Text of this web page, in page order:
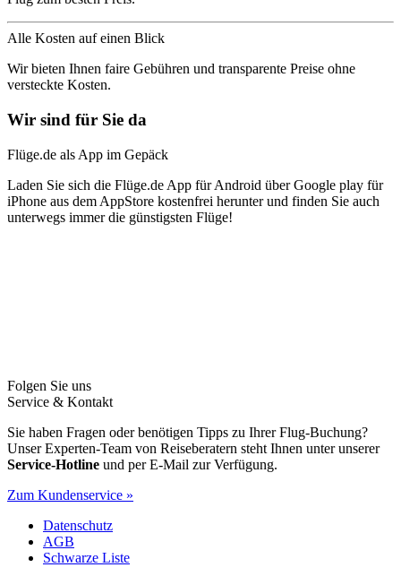
Alle Kosten auf einen Blick
Wir bieten Ihnen faire Gebühren und transparente Preise ohne
versteckte Kosten.
Wir sind für Sie da
Flüge.de als App im Gepäck
Laden Sie sich die Flüge.de App für Android über Google play für
iPhone aus dem AppStore kostenfrei herunter und finden Sie auch
unterwegs immer die günstigsten Flüge!
Folgen Sie uns
Service & Kontakt
Sie haben Fragen oder benötigen Tipps zu Ihrer Flug-Buchung?
Unser Experten-Team von Reiseberatern steht Ihnen unter unserer
Service-Hotline und per E-Mail zur Verfügung.
Zum Kundenservice »
Datenschutz
AGB
Schwarze Liste